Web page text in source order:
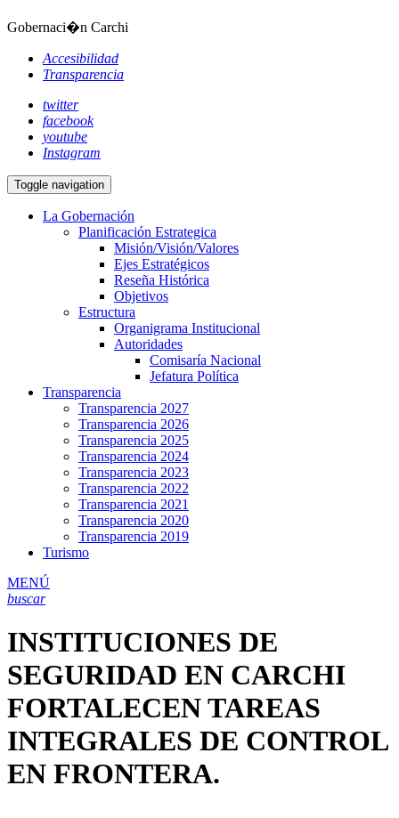
Gobernaci�n Carchi
Accesibilidad
Transparencia
twitter
facebook
youtube
Instagram
Toggle navigation
La Gobernación
Planificación Estrategica
Misión/Visión/Valores
Ejes Estratégicos
Reseña Histórica
Objetivos
Estructura
Organigrama Institucional
Autoridades
Comisaría Nacional
Jefatura Política
Transparencia
Transparencia 2027
Transparencia 2026
Transparencia 2025
Transparencia 2024
Transparencia 2023
Transparencia 2022
Transparencia 2021
Transparencia 2020
Transparencia 2019
Turismo
MENÚ
buscar
INSTITUCIONES DE
SEGURIDAD EN CARCHI
FORTALECEN TAREAS
INTEGRALES DE CONTROL
EN FRONTERA.